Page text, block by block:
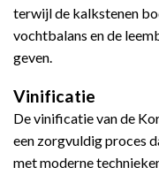
terwijl de kalkstenen
vochtbalans en de
geven.
Vinificatie
De vinificatie van de
een zorgvuldig proces
met moderne